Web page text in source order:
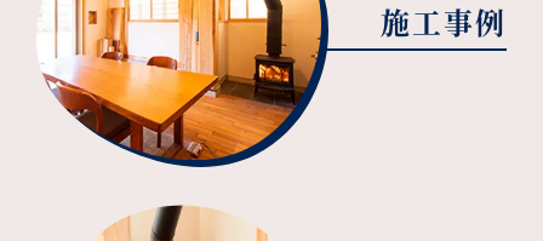
施工事例